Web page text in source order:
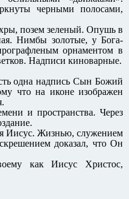
черными полосами,
позем зеленый. Опушь в
Нимбы золотые, у Бога-
орнаментом в
Надписи киноварные.
одна надпись Сын Божий
что на иконе изображен
и пространства. Через
Иисус. Жизнью, служением
доказал, что Он
как Иисус Христос,